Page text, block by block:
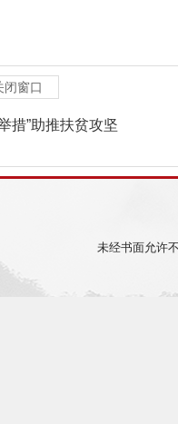
闭窗口
措”助推扶贫攻坚
未经书面允许